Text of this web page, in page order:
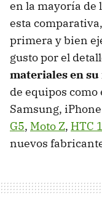
en la mayoría de
esta
primera y bien
gusto por el
materiales en
de equipos como
Samsung,
G5, Moto Z, HTC
nuevos